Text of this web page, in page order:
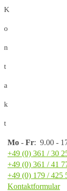
K
o
n
t
a
k
t
Mo - Fr: 9.00 -
+49 (0) 361 / 30
+49 (0) 361 / 41
+49 (0) 179 / 425
Kontaktformular